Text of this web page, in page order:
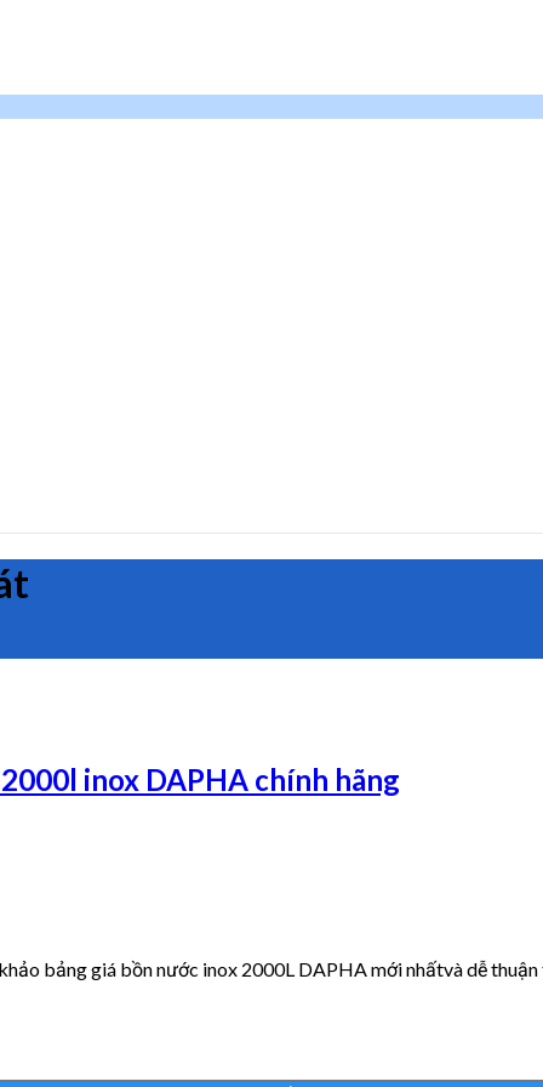
inox DAPHA chính hãng
bảng giá bồn nước inox 2000L DAPHA mới nhấtvà dễ thuận